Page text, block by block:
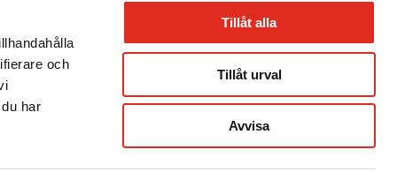
och
har
Tillåt alla
Tillåt urval
Avvisa